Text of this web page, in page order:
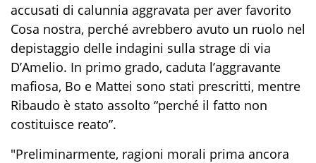
accusati di calunnia aggravata per aver favorito
Cosa nostra, perché avrebbero avuto un ruolo nel
depistaggio delle indagini sulla strage di via
D’Amelio. In primo grado, caduta l’aggravante
mafiosa, Bo e Mattei sono stati prescritti, mentre
Ribaudo è stato assolto “perché il fatto non
costituisce reato”.
"Preliminarmente, ragioni morali prima ancora